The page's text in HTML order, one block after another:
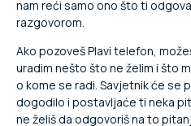
nam reći samo ono što ti
razgovorom.
Ako pozoveš Plavi telefon,
uradim nešto što ne želim i što
o kome se radi. Savjetnik će se
dogodilo i postavljaće ti neka
ne želiš da odgovoriš na to